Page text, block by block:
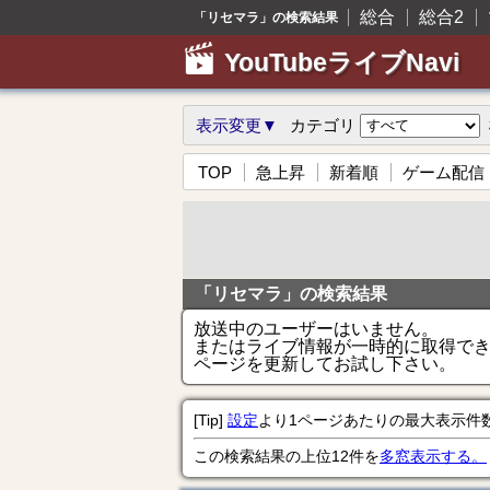
「リセマラ」の検索結果 総合 総合2
YouTubeライブNavi
表示変更▼ カテゴリ
TOP 急上昇 新着順 ゲーム配信
「リセマラ」の検索結果
放送中のユーザーはいません。
またはライブ情報が一時的に取得で
ページを更新してお試し下さい。
[Tip] 設定より1ページあたりの最大表示件
この検索結果の上位12件を多窓表示する。